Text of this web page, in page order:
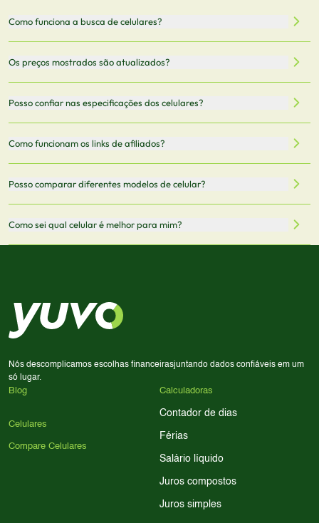
Como funciona a busca de celulares?
armazenamento, memória RAM, bateria e conectividade
5G.
Os preços mostrados são atualizados?
vendedor antes de finalizar sua compra.
Posso confiar nas especificações dos celulares?
informações mais recentes de cada modelo.
Como funcionam os links de afiliados?
comissão sem custo adicional para você.
Posso comparar diferentes modelos de celular?
Sim! Você pode selecionar até 3 celulares para comparar
Como sei qual celular é melhor para mim?
processador e bateria são essenciais. Use nossos filtros
para encontrar o celular ideal.
Nós descomplicamos escolhas financeirasjuntando dados confiáveis em um
só lugar.
Blog
Celulares
Compare Celulares
Calculadoras
Contador de dias
Férias
Salário líquido
Juros compostos
Juros simples